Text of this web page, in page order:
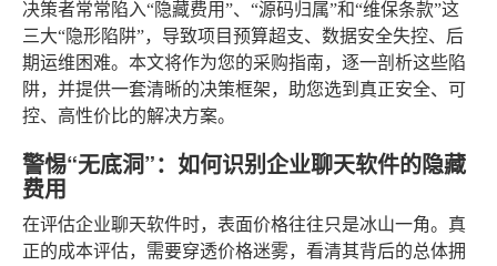
决策者常常陷入“隐藏费用”、“源码归属”和“维保条款”这
三大“隐形陷阱”，导致项目预算超支、数据安全失控、后
期运维困难。本文将作为您的采购指南，逐一剖析这些陷
阱，并提供一套清晰的决策框架，助您选到真正安全、可
控、高性价比的解决方案。
警惕“无底洞”：如何识别企业聊天软件的隐藏
费用
在评估企业聊天软件时，表面价格往往只是冰山一角。真
正的成本评估，需要穿透价格迷雾，看清其背后的总体拥